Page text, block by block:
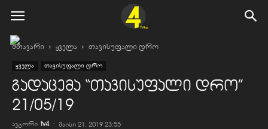
მთავარი ყველა თავისუფალი დრო
ყველა თავისუფალი დრო
გადაცემა “თავისუფალი დრო”
21/05/19
ავტორი tv4 - მაისი 21, 2019 23:55